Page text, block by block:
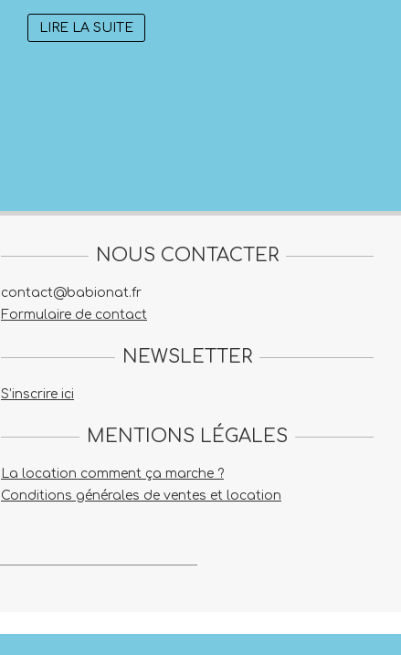
LIRE LA SUITE
NOUS CONTACTER
contact@babionat.fr
Formulaire de contact
NEWSLETTER
S’inscrire ici
MENTIONS LÉGALES
La location comment ça marche ?
Conditions générales de ventes et location